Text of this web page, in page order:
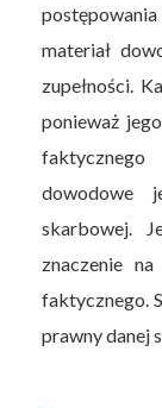
materiał
zupełności.
ponieważ
dowodowe
skarbowej.
znaczenie
faktycznego.
prawny danej